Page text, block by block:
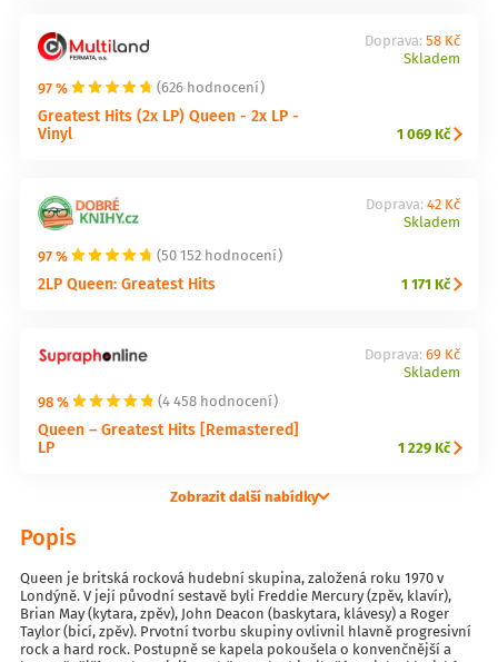
97 % (626 hodnocení)
Greatest Hits (2x LP) Queen - 2x LP -
Vinyl
Doprava: 58 Kč
Skladem
1 069 Kč
97 % (50 152 hodnocení)
2LP Queen: Greatest Hits
Doprava: 42 Kč
Skladem
1 171 Kč
98 % (4 458 hodnocení)
Queen – Greatest Hits [Remastered]
LP
Doprava: 69 Kč
Skladem
1 229 Kč
Zobrazit další nabídky
Popis
Queen je britská rocková hudební skupina, založená roku 1970 v
Londýně. V její původní sestavě byli Freddie Mercury (zpěv, klavír),
Brian May (kytara, zpěv), John Deacon (baskytara, klávesy) a Roger
Taylor (bicí, zpěv). Prvotní tvorbu skupiny ovlivnil hlavně progresivní
rock a hard rock. Postupně se kapela pokoušela o konvenčnější a